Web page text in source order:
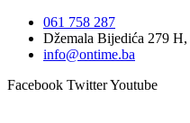
sadržaj
061 758 287
Džemala Bijedića 279
info@ontime.ba
Facebook TwitterYoutube